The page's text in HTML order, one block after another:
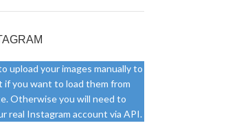
upload your images manually to
if you want to load them from
Otherwise you will need to
real Instagram account via API.